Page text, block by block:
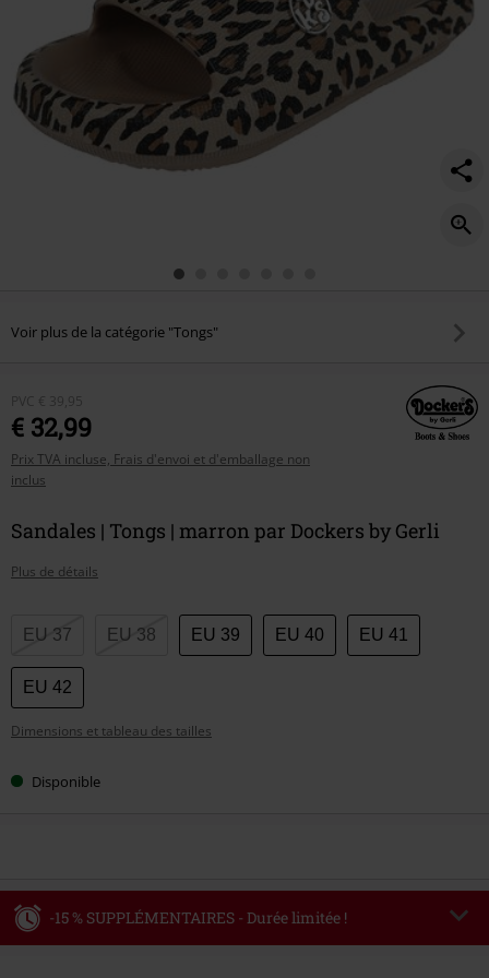
Voir plus de la catégorie "Tongs"
PVC € 39,95
€ 32,99
Prix TVA incluse, Frais d'envoi et d'emballage non
inclus
Sandales | Tongs | marron par Dockers by Gerli
Plus de détails
Choisissez
taille
EU 37 EU 38 EU 39 EU 40 EU 41
EU 42
Dimensions et tableau des tailles
Disponible
-15 % SUPPLÉMENTAIRES - Durée limitée !